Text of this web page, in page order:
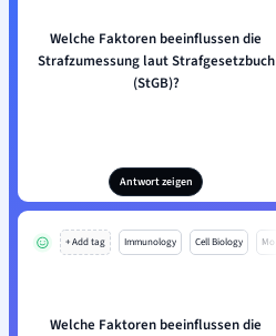
Welche Faktoren beeinflussen die
Strafzumessung laut Strafgesetzbuch
(StGB)?
Antwort zeigen
+ Add tag Immunology Cell Biology Mo
Welche Faktoren beeinflussen die